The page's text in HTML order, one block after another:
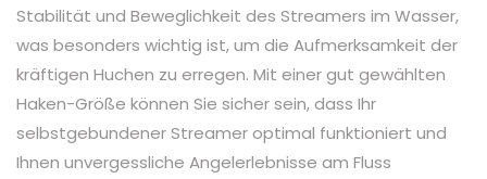
Stabilität und Beweglichkeit des Streamers im Wasser,
was besonders wichtig ist, um die Aufmerksamkeit der
kräftigen Huchen zu erregen. Mit einer gut gewählten
Haken-Größe können Sie sicher sein, dass Ihr
selbstgebundener Streamer optimal funktioniert und
Ihnen unvergessliche Angelerlebnisse am Fluss